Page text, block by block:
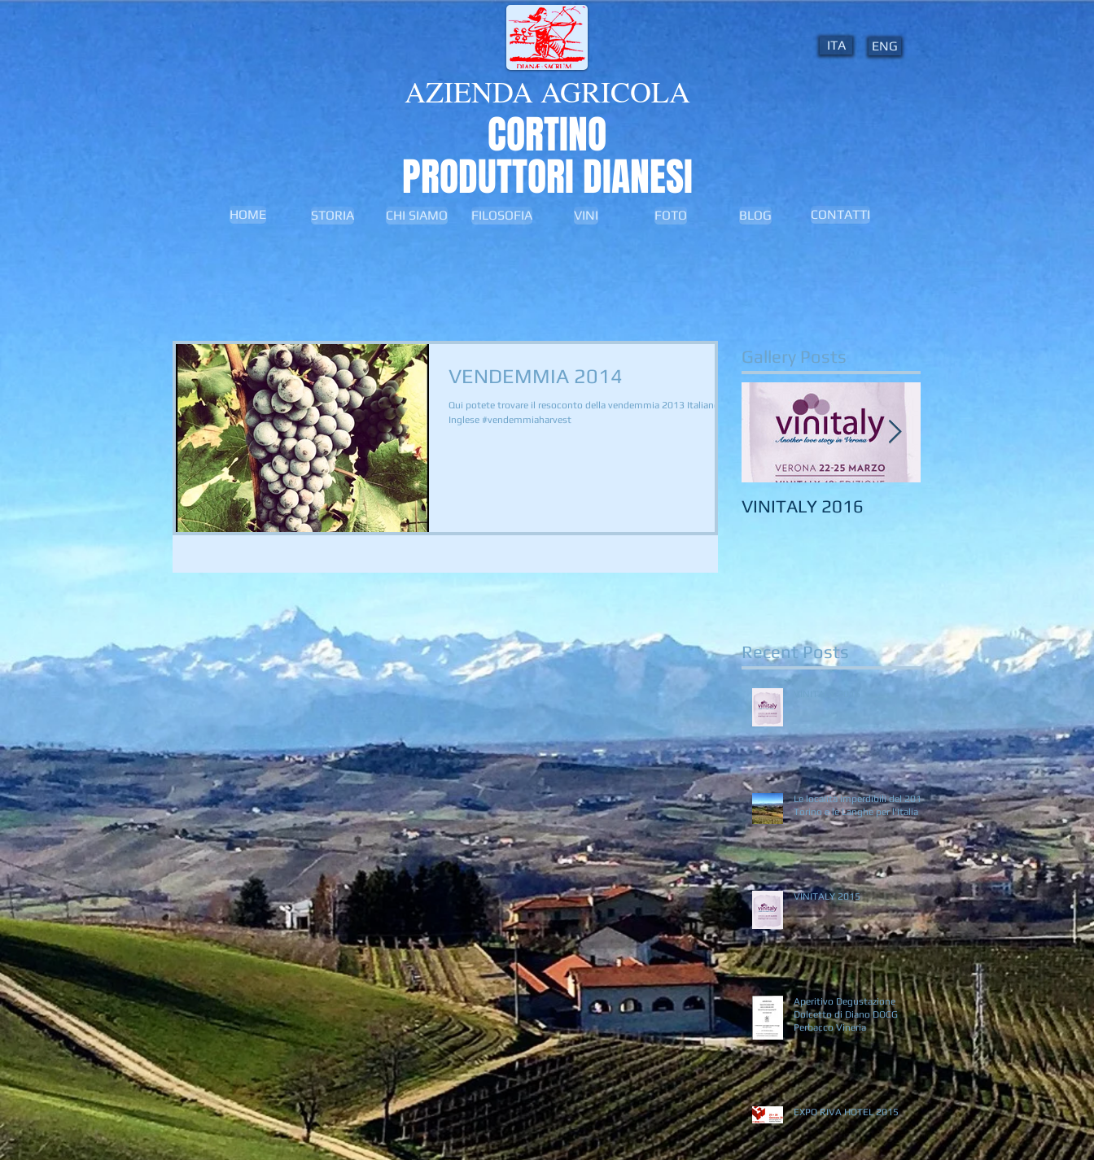
AZIENDA AGRICOLA
CORTINO
PRODUTTORI DIANESI
ITA ENG
HOME STORIA CHI SIAMO FILOSOFIA VINI FOTO BLOG CONTATTI
VENDEMMIA 2014
Qui potete trovare il resoconto della vendemmia 2013 Italiano
Inglese #vendemmiaharvest
Gallery Posts
VINITALY 2016
Recent Posts
Le località imperdibili del 2016:
Torino e le Langhe per l'Italia
VINITALY 2015
Aperitivo Degustazione
Dolcetto di Diano DOCG
Perbacco Vineria
EXPO RIVA HOTEL 2015